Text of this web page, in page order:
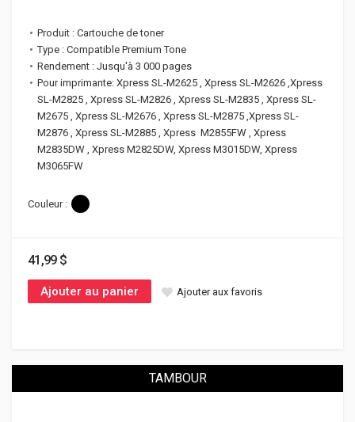
Produit : Cartouche de toner
Type : Compatible Premium Tone
Rendement : Jusqu'à 3 000 pages
Pour imprimante: Xpress SL-M2625 , Xpress SL-M2626 ,Xpress
SL-M2825 , Xpress SL-M2826 , Xpress SL-M2835 , Xpress SL-
M2675 , Xpress SL-M2676 , Xpress SL-M2875 ,Xpress SL-
M2876 , Xpress SL-M2885 , Xpress M2855FW , Xpress
M2835DW , Xpress M2825DW, Xpress M3015DW, Xpress
M3065FW
Couleur :
41,99 $
Ajouter au panier Ajouter aux favoris
TAMBOUR